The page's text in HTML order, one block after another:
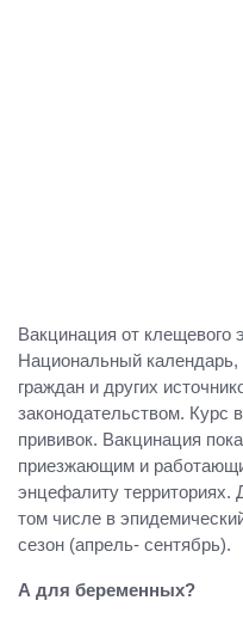
Вакцинация от клещевого
Национальный календарь,
граждан и других
законодательством. Курс
прививок. Вакцинация
приезжающим и
энцефалиту территориях.
том числе в
сезон (апрель- сентябрь).
А для беременных?